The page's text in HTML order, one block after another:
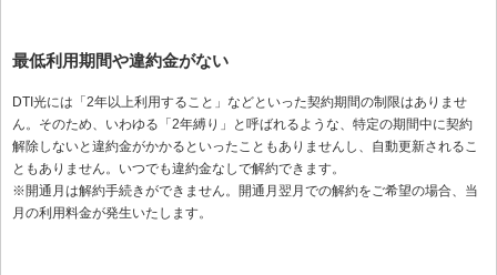
最低利用期間や違約金がない
DTI光には「2年以上利用すること」などといった契約期間の制限はありませ
ん。そのため、いわゆる「2年縛り」と呼ばれるような、特定の期間中に契約
解除しないと違約金がかかるといったこともありませんし、自動更新されるこ
ともありません。いつでも違約金なしで解約できます。
※開通月は解約手続きができません。開通月翌月での解約をご希望の場合、当
月の利用料金が発生いたします。